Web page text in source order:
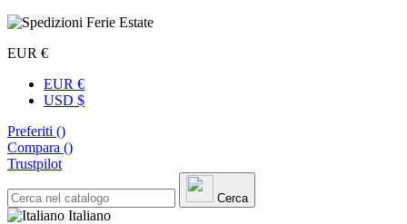
EUR €
EUR €
USD $
Preferiti ()
Compara ()
Trustpilot
Cerca
Italiano